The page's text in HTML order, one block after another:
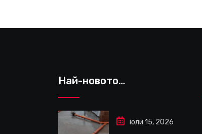
Най-новото…
юли 15, 2026